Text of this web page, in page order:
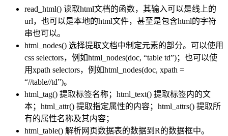
read_html() 读取html文档的函数，其输入可以是线上的
url，也可以是本地的html文件，甚至是包含html的字符
串也可以。
html_nodes() 选择提取文档中制定元素的部分。可以使用
css selectors，例如html_nodes(doc, “table td”)；也可以使
用xpath selectors，例如html_nodes(doc, xpath =
“//table//td”)。
html_tag() 提取标签名称；html_text() 提取标签内的文
本；html_attr() 提取指定属性的内容；html_attrs() 提取所
有的属性名称及其内容；
html_table() 解析网页数据表的数据到R的数据框中。